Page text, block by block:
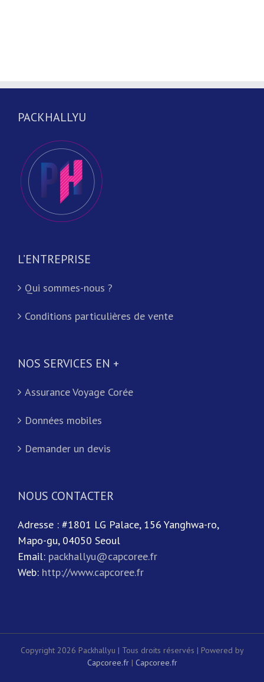
PACKHALLYU
L’ENTREPRISE
Qui sommes-nous ?
Conditions particulières de vente
NOS SERVICES EN +
Assurance Voyage Corée
Données mobiles
Demander un devis
NOUS CONTACTER
Adresse : #1801 LG Palace, 156 Yanghwa-ro,
Mapo-gu, 04050 Seoul
Email: packhallyu@capcoree.fr
Web: http://www.capcoree.fr
Copyright 2026 Packhallyu | Tous droits réservés | Powered by
Capcoree.fr| Capcoree.fr